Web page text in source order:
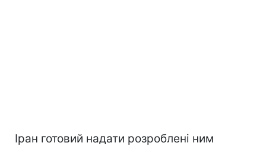
Іран готовий надати розроблені ним